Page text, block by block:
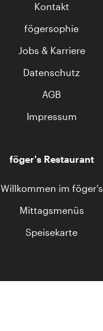
Kontakt
fögersophie
Jobs & Karriere
Datenschutz
AGB
Impressum
föger's Restaurant
Willkommen im föger's
Mittagsmenüs
Speisekarte